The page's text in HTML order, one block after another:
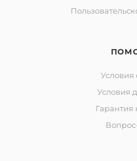
Условия
Условия
Гарантия